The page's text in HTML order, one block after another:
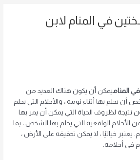
في المنام لابن
المناميمكن أن يكون هناك العديد من
أن يحلم بها أثناء نومه ، والأحلام التي يحلم
لظروف الحياة التي يمكن أن يمر بها
الواقعية التي يحلم بها الشخص ، بما
يعتبر خياليًا ، لا يمكن تحقيقه على الأرض ،
في أحلامه.